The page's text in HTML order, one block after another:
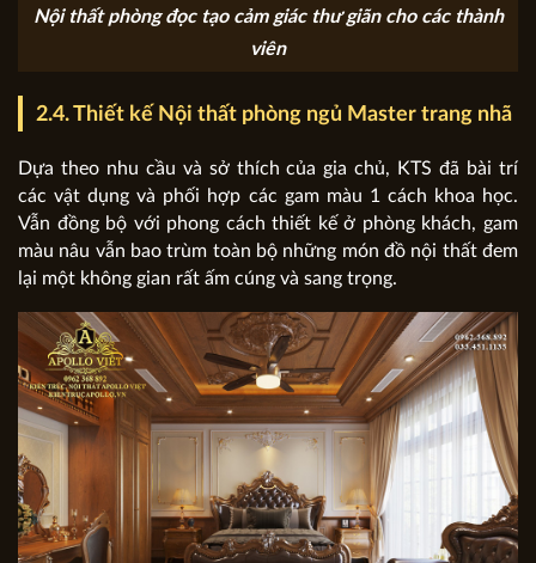
Nội thất phòng đọc tạo cảm giác thư giãn cho các thành
viên
2.4. Thiết kế Nội thất phòng ngủ Master trang nhã
Dựa theo nhu cầu và sở thích của gia chủ, KTS đã bài trí
các vật dụng và phối hợp các gam màu 1 cách khoa học.
Vẫn đồng bộ với phong cách thiết kế ở phòng khách, gam
màu nâu vẫn bao trùm toàn bộ những món đồ nội thất đem
lại một không gian rất ấm cúng và sang trọng.